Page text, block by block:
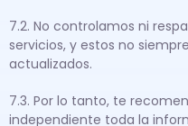
7.2. No controlamos ni
servicios, y estos no
actualizados.
7.3. Por lo tanto, te
independiente toda la